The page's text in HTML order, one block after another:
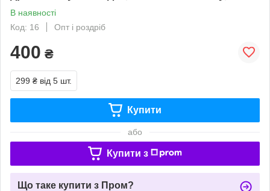
В наявності
Код: 16
Опт і роздріб
400 ₴
299 ₴ від 5 шт.
Купити
або
Купити з
Що таке купити з Пром?